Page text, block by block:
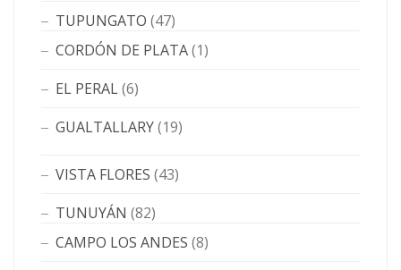
TUPUNGATO (47)
CORDÓN DE PLATA(1)
EL PERAL(6)
GUALTALLARY(19)
VISTA FLORES (43)
TUNUYÁN (82)
CAMPO LOS ANDES (8)